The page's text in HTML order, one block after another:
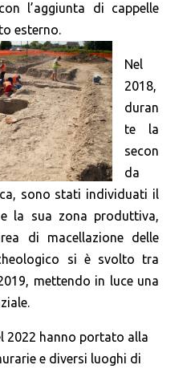
l’aggiunta di cappelle
esterno.
Nel
2018,
duran
te la
secon
da
sono stati individuati il
la sua zona produttiva,
di macellazione delle
si è svolto tra
mettendo in luce una
2022 hanno portato alla
e diversi luoghi di